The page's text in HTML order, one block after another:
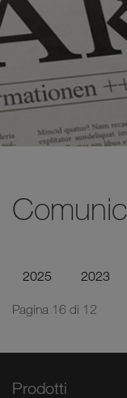
2025 2023
Pagina 16 di 12
Prodotti